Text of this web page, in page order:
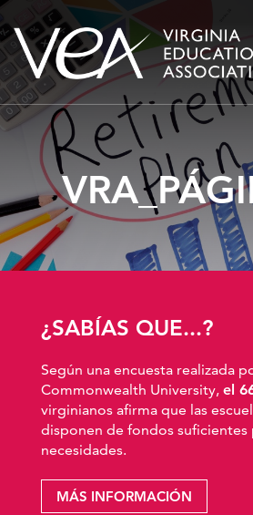
Ir
al
contenido
¿SABÍAS QUE...?
Según una encuesta realizada
Commonwealth University, el
virginianos afirma que las
disponen de fondos suficientes
necesidades.
MÁS INFORMACIÓN